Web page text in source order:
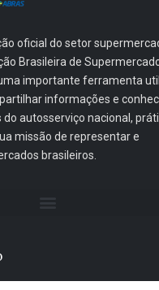
oficial do setor
Brasileira de
importante ferramenta
informações e
autosserviço nacional,
missão de representar e
brasileiros.